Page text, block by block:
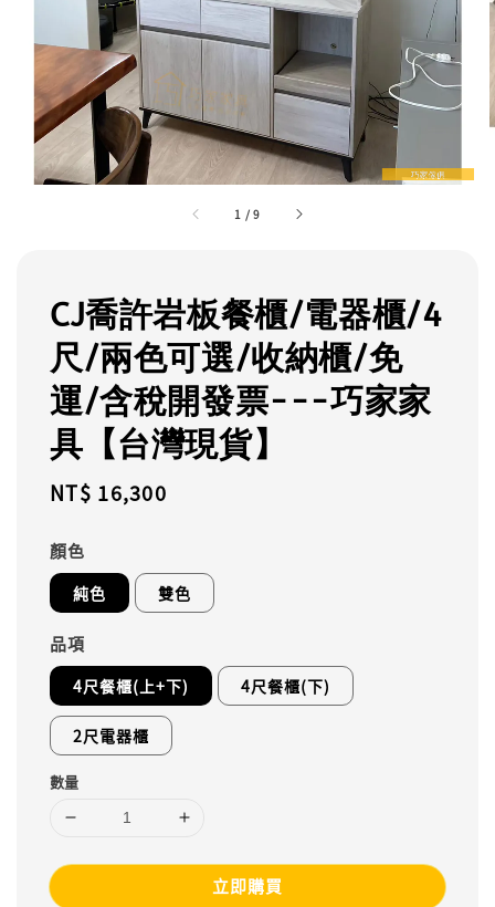
1 /9
CJ喬許岩板餐櫃/電器櫃/4
尺/兩色可選/收納櫃/免
運/含稅開發票---巧家家
具【台灣現貨】
Regular
NT$ 16,300
顏色
純色 雙色
品項
4尺餐櫃(上+下) 4尺餐櫃(下)
2尺電器櫃
數量
立即購買